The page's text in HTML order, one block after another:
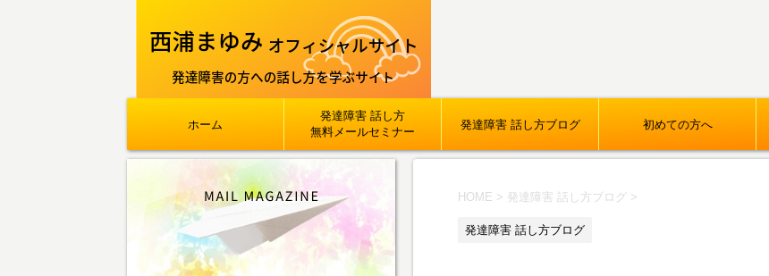
ホーム
発達障害 話し方
無料メールセミナー
発達障害 話し方ブログ 初めての方へ
HOME > 発達障害 話し方ブログ >
発達障害 話し方ブログ